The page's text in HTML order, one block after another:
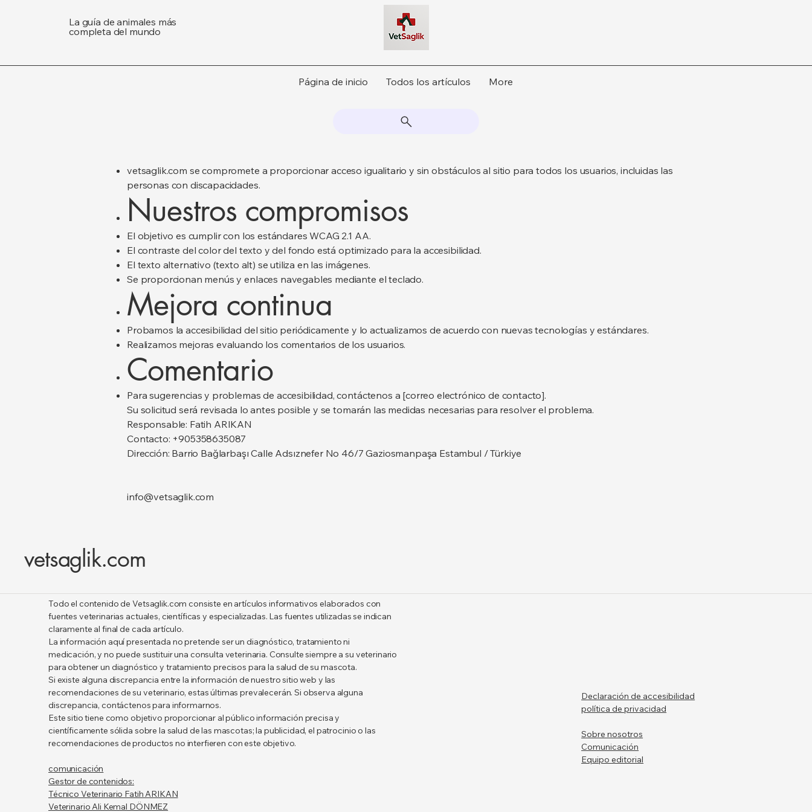
La guía de animales más
completa del mundo
Página de inicio Todos los artículos More
vetsaglik.com se compromete a proporcionar acceso igualitario y sin obstáculos al sitio para todos los usuarios, incluidas las
personas con discapacidades.
Nuestros compromisos
El objetivo es cumplir con los estándares WCAG 2.1 AA.
El contraste del color del texto y del fondo está optimizado para la accesibilidad.
El texto alternativo (texto alt) se utiliza en las imágenes.
Se proporcionan menús y enlaces navegables mediante el teclado.
Mejora continua
Probamos la accesibilidad del sitio periódicamente y lo actualizamos de acuerdo con nuevas tecnologías y estándares.
Realizamos mejoras evaluando los comentarios de los usuarios.
Comentario
Para sugerencias y problemas de accesibilidad, contáctenos a [correo electrónico de contacto].
Su solicitud será revisada lo antes posible y se tomarán las medidas necesarias para resolver el problema.
Responsable: Fatih ARIKAN
Contacto: +905358635087
Dirección: Barrio Bağlarbaşı Calle Adsıznefer No 46/7 Gaziosmanpaşa Estambul / Türkiye
info@vetsaglik.com
vetsaglik.com
Todo el contenido de Vetsaglik.com consiste en artículos informativos elaborados con
fuentes veterinarias actuales, científicas y especializadas. Las fuentes utilizadas se indican
claramente al final de cada artículo.
La información aquí presentada no pretende ser un diagnóstico, tratamiento ni
medicación, y no puede sustituir una consulta veterinaria. Consulte siempre a su veterinario
para obtener un diagnóstico y tratamiento precisos para la salud de su mascota.
Si existe alguna discrepancia entre la información de nuestro sitio web y las
recomendaciones de su veterinario, estas últimas prevalecerán. Si observa alguna
discrepancia, contáctenos para informarnos.
Este sitio tiene como objetivo proporcionar al público información precisa y
científicamente sólida sobre la salud de las mascotas; la publicidad, el patrocinio o las
recomendaciones de productos no interfieren con este objetivo.
comunicación
Gestor de contenidos:
Técnico Veterinario Fatih ARIKAN
Veterinario Ali Kemal DÖNMEZ
Declaración de accesibilidad
política de privacidad
Sobre nosotros
Comunicación
Equipo editorial